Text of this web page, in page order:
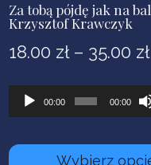
Za tobą pójdę jak na
Krzysztof Krawczyk
18.00 zł – 35.00 zł
Odtwarzacz
plików
dźwiękowych
00:00 00:00
Wybierz